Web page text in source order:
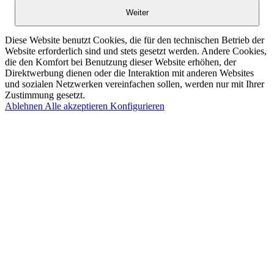
Weiter
Diese Website benutzt Cookies, die für den technischen Betrieb der
Website erforderlich sind und stets gesetzt werden. Andere Cookies,
die den Komfort bei Benutzung dieser Website erhöhen, der
Direktwerbung dienen oder die Interaktion mit anderen Websites
und sozialen Netzwerken vereinfachen sollen, werden nur mit Ihrer
Zustimmung gesetzt.
Ablehnen Alle akzeptieren Konfigurieren